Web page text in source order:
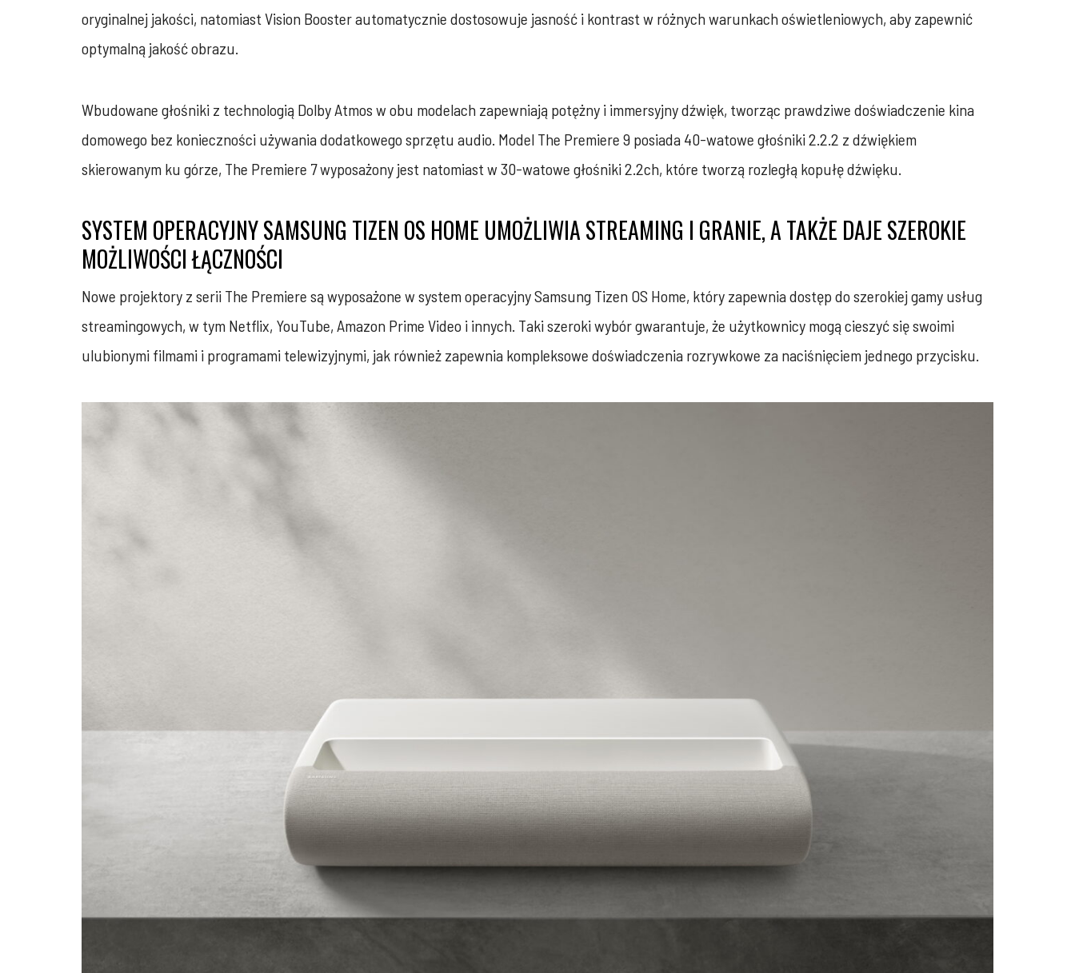
oryginalnej jakości, natomiast Vision Booster automatycznie dostosowuje jasność i kontrast w różnych warunkach oświetleniowych, aby zapewnić
optymalną jakość obrazu.
Wbudowane głośniki z technologią Dolby Atmos w obu modelach zapewniają potężny i immersyjny dźwięk, tworząc prawdziwe doświadczenie kina
domowego bez konieczności używania dodatkowego sprzętu audio. Model The Premiere 9 posiada 40-watowe głośniki 2.2.2 z dźwiękiem
skierowanym ku górze, The Premiere 7 wyposażony jest natomiast w 30-watowe głośniki 2.2ch, które tworzą rozległą kopułę dźwięku.
SYSTEM OPERACYJNY SAMSUNG TIZEN OS HOME UMOŻLIWIA STREAMING I GRANIE, A TAKŻE DAJE SZEROKIE
MOŻLIWOŚCI ŁĄCZNOŚCI
Nowe projektory z serii The Premiere są wyposażone w system operacyjny Samsung Tizen OS Home, który zapewnia dostęp do szerokiej gamy usług
streamingowych, w tym Netflix, YouTube, Amazon Prime Video i innych. Taki szeroki wybór gwarantuje, że użytkownicy mogą cieszyć się swoimi
ulubionymi filmami i programami telewizyjnymi, jak również zapewnia kompleksowe doświadczenia rozrywkowe za naciśnięciem jednego przycisku.